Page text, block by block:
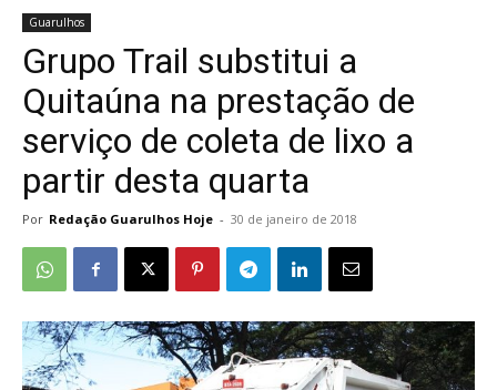
Guarulhos
Grupo Trail substitui a
Quitaúna na prestação de
serviço de coleta de lixo a
partir desta quarta
Por Redação Guarulhos Hoje - 30 de janeiro de 2018